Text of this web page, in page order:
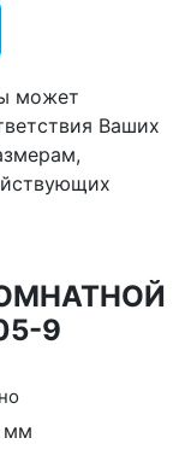
может
Ваших
9
мм